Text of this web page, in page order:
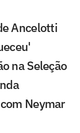
Ancelotti
na Seleção
Neymar